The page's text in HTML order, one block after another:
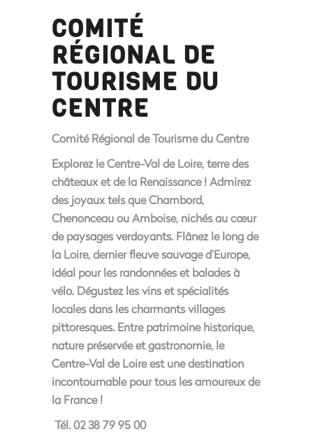
COMITÉ
RÉGIONAL DE
TOURISME DU
CENTRE
Comité Régional de Tourisme du Centre
Explorez le Centre-Val de Loire, terre des
châteaux et de la Renaissance ! Admirez
des joyaux tels que Chambord,
Chenonceau ou Amboise, nichés au cœur
de paysages verdoyants. Flânez le long de
la Loire, dernier fleuve sauvage d’Europe,
idéal pour les randonnées et balades à
vélo. Dégustez les vins et spécialités
locales dans les charmants villages
pittoresques. Entre patrimoine historique,
nature préservée et gastronomie, le
Centre-Val de Loire est une destination
incontournable pour tous les amoureux de
la France !
Tél. 02 38 79 95 00